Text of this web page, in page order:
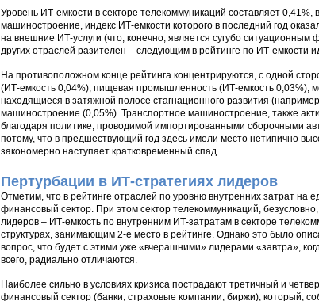
Уровень ИТ-емкости в секторе телекоммуникаций составляет
машиностроение, индекс ИТ-емкости которого в последний год
на внешние ИТ-услуги (что, конечно, является сугубо
других отраслей разителен – следующим в рейтинге по ИТ-емкости
На противоположном конце рейтинга концентрируются, с одной
(ИТ-емкость 0,04%), пищевая промышленность (ИТ-емкость 0,03%),
находящиеся в затяжной полосе стагнационного развития
машиностроение (0,05%). Транспортное машиностроение, также
благодаря политике, проводимой импортированными сборочными
потому, что в предшествующий год здесь имели место нетипично
закономерно наступает кратковременный спад.
Пертурбации в ИТ-стратегиях лидеров
Отметим, что в рейтинге отраслей по уровню внутренних затрат на
финансовый сектор. При этом сектор телекоммуникаций,
лидеров – ИТ-емкость по внутренним ИТ-затратам в секторе
структурах, занимающим 2-е место в рейтинге. Однако это было
вопрос, что будет с этими уже «вчерашними» лидерами «завтра»,
всего, радиально отличаются.
Наиболее сильно в условиях кризиса пострадают третичный и
финансовый сектор (банки, страховые компании, биржи), который,